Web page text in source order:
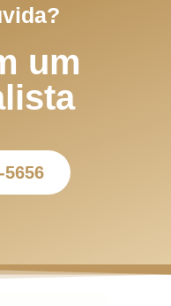
um
5656